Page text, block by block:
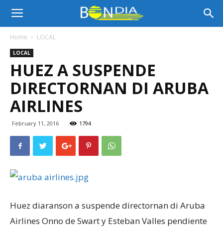
Bon
Dia
Aruba
Noticia
Home LOCAL
LOCAL
HUEZ A SUSPENDE
DIRECTORNAN DI ARUBA
AIRLINES
February 11, 2016 1794
Huez diaranson a suspende directornan di Aruba
Airlines Onno de Swart y Esteban Valles pendiente